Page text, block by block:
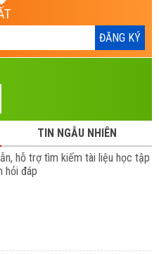
TIN NGẪU NHIÊN
hỗ trợ tìm kiếm tài liệu học tập
hỏi đáp